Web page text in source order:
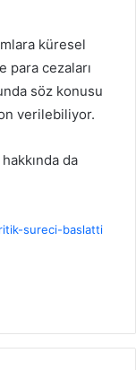
küresel
para cezaları
söz konusu
verilebiliyor.
da
sureci-baslatti